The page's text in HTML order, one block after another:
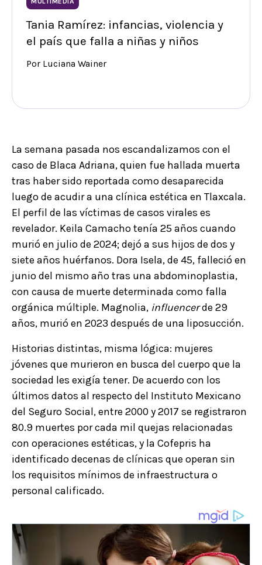
Tania Ramírez: infancias, violencia y
el país que falla a niñas y niños
Por Luciana Wainer
La semana pasada nos escandalizamos con el
caso de Blaca Adriana, quien fue hallada muerta
tras haber sido reportada como desaparecida
luego de acudir a una clínica estética en Tlaxcala.
El perfil de las víctimas de casos virales es
revelador. Keila Camacho tenía 25 años cuando
murió en julio de 2024; dejó a sus hijos de dos y
siete años huérfanos. Dora Isela, de 45, falleció en
junio del mismo año tras una abdominoplastia,
con causa de muerte determinada como falla
orgánica múltiple. Magnolia, influencerde 29
años, murió en 2023 después de una liposucción.
Historias distintas, misma lógica: mujeres
jóvenes que murieron en busca del cuerpo que la
sociedad les exigía tener. De acuerdo con los
últimos datos al respecto del Instituto Mexicano
del Seguro Social, entre 2000 y 2017 se registraron
80.9 muertes por cada mil quejas relacionadas
con operaciones estéticas, y la Cofepris ha
identificado decenas de clínicas que operan sin
los requisitos mínimos de infraestructura o
personal calificado.